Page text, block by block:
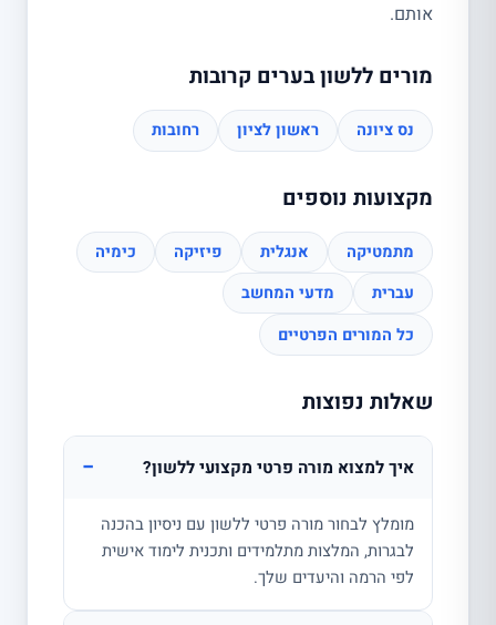
אותם.
מורים ללשון בערים קרובות
נס ציונה ראשון לציון רחובות
מקצועות נוספים
מתמטיקה אנגלית פיזיקה
כימיה
עברית
מדעי המחשב
כל המורים הפרטיים
שאלות נפוצות
איך למצוא מורה פרטי מקצועי ללשון? −
מומלץ לבחור מורה פרטי ללשון עם ניסיון בהכנה
לבגרות, המלצות מתלמידים ותכנית לימוד אישית
לפי הרמה והיעדים שלך.